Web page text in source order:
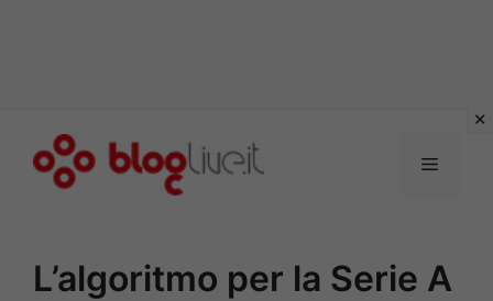
Menu
L’algoritmo per la Serie A